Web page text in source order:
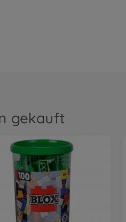
gekauft